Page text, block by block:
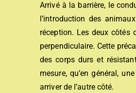
Arrivé à la barrière, le
l’introduction des
réception. Les deux côtés
perpendiculaire. Cette
des corps durs et
mesure, qu’en général,
arriver de l’autre côté.